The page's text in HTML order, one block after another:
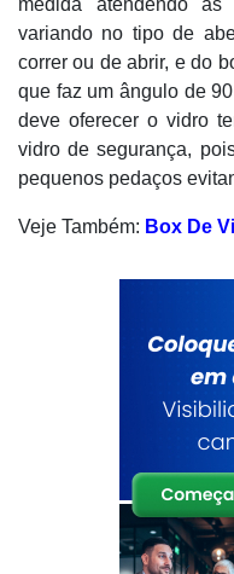
medida atendendo
variando no tipo de
correr ou de abrir, e do
que faz um ângulo de
deve oferecer o vidro
vidro de segurança,
pequenos pedaços
Veje Também: Box De